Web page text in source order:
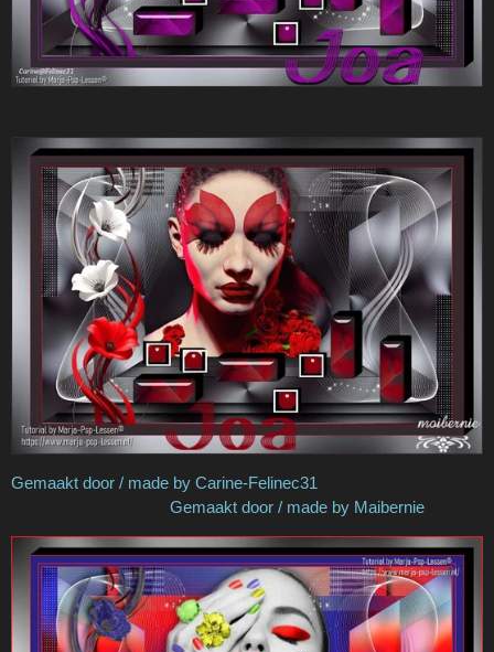
Gemaakt door / made by Carine-Felinec31
Gemaakt door / made by Maibernie